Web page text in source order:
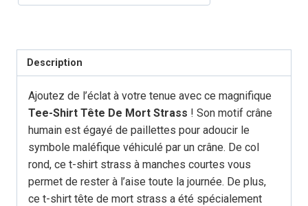
Strass
Description
Ajoutez de l’éclat à votre tenue avec ce magnifique
Tee-Shirt Tête De Mort Strass ! Son motif crâne
humain est égayé de paillettes pour adoucir le
symbole maléfique véhiculé par un crâne. De col
rond, ce t-shirt strass à manches courtes vous
permet de rester à l’aise toute la journée. De plus,
ce t-shirt tête de mort strass a été spécialement